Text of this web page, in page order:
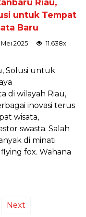
Riau,
untuk Tempat
Baru
Mei 2025
11.638x
Solusi untuk
di wilayah Riau,
inovasi terus
wisata,
swasta. Salah
di minati
fox. Wahana
Next